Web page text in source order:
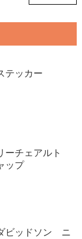
ッカー
チェアルト
ップ
ビッドソン ニ